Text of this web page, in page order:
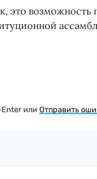
это возможность
или Отправить